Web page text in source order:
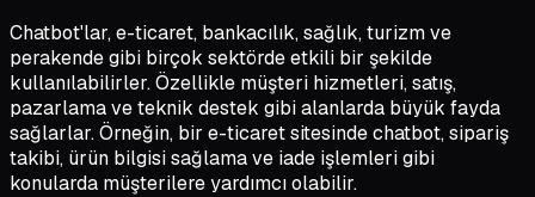
Chatbot'lar, e-ticaret, bankacılık, sağlık, turizm ve
perakende gibi birçok sektörde etkili bir şekilde
kullanılabilirler. Özellikle müşteri hizmetleri, satış,
pazarlama ve teknik destek gibi alanlarda büyük fayda
sağlarlar. Örneğin, bir e-ticaret sitesinde chatbot, sipariş
takibi, ürün bilgisi sağlama ve iade işlemleri gibi
konularda müşterilere yardımcı olabilir.